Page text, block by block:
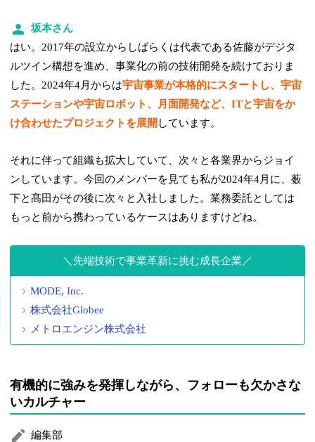
坂本さん
はい。2017年の設立からしばらくは代表である佐藤がデジタ
ルツイン構想を進め、事業化の前の技術開発を続けておりま
した。2024年4月からは宇宙事業が本格的にスタートし、宇宙
ステーションや宇宙ロボット、月面開発など、ITと宇宙をか
け合わせたプロジェクトを展開 しています。
それに伴って組織も拡大していて、次々と各業界からジョイ
ンしています。今回のメンバーを見ても私が2024年4月に、薮
下と髙田がその後に次々と入社しました。業務委託としては
もっと前から携わっているケースはありますけどね。
先端技術で事業革新に挑む成長企業
MODE, Inc.
株式会社Globee
メトロエンジン株式会社
有機的に強みを発揮しながら、フォローも欠かさな
いカルチャー
編集部